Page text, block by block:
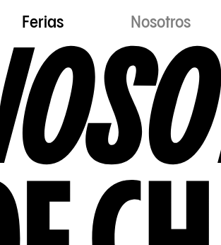
Ferias Nosotros